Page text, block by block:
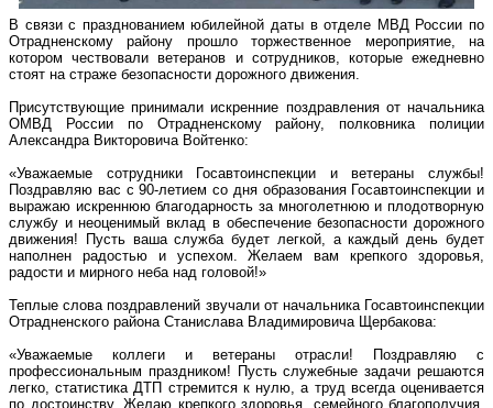
В связи с празднованием юбилейной даты в отделе МВД России по
Отрадненскому району прошло торжественное мероприятие, на
котором чествовали ветеранов и сотрудников, которые ежедневно
стоят на страже безопасности дорожного движения.
Присутствующие принимали искренние поздравления от начальника
ОМВД России по Отрадненскому району, полковника полиции
Александра Викторовича Войтенко:
«Уважаемые сотрудники Госавтоинспекции и ветераны службы!
Поздравляю вас с 90-летием со дня образования Госавтоинспекции и
выражаю искреннюю благодарность за многолетнюю и плодотворную
службу и неоценимый вклад в обеспечение безопасности дорожного
движения! Пусть ваша служба будет легкой, а каждый день будет
наполнен радостью и успехом. Желаем вам крепкого здоровья,
радости и мирного неба над головой!»
Теплые слова поздравлений звучали от начальника Госавтоинспекции
Отрадненского района Станислава Владимировича Щербакова:
«Уважаемые коллеги и ветераны отрасли! Поздравляю с
профессиональным праздником! Пусть служебные задачи решаются
легко, статистика ДТП стремится к нулю, а труд всегда оценивается
по достоинству. Желаю крепкого здоровья, семейного благополучия,